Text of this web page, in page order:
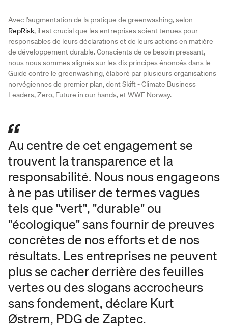
Avec l'augmentation de la pratique de greenwashing, selon
RepRisk, il est crucial que les entreprises soient tenues pour
responsables de leurs déclarations et de leurs actions en matière
de développement durable. Conscients de ce besoin pressant,
nous nous sommes alignés sur les dix principes énoncés dans le
Guide contre le greenwashing, élaboré par plusieurs organisations
norvégiennes de premier plan, dont Skift - Climate Business
Leaders, Zero, Future in our hands, et WWF Norway.
Au centre de cet engagement se
trouvent la transparence et la
responsabilité. Nous nous engageons
à ne pas utiliser de termes vagues
tels que "vert", "durable" ou
"écologique" sans fournir de preuves
concrètes de nos efforts et de nos
résultats. Les entreprises ne peuvent
plus se cacher derrière des feuilles
vertes ou des slogans accrocheurs
sans fondement, déclare Kurt
Østrem, PDG de Zaptec.